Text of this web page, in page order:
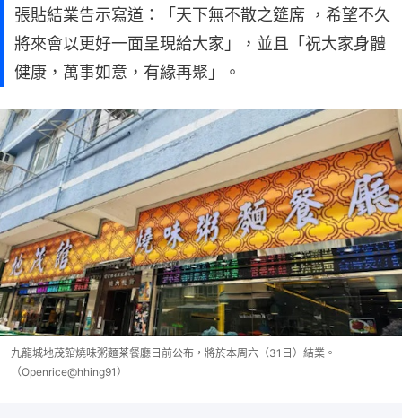
張貼結業告示寫道：「天下無不散之筵席 ，希望不久
將來會以更好一面呈現給大家」，並且「祝大家身體
健康，萬事如意，有緣再聚」。
九龍城地茂館燒味粥麵茶餐廳日前公布，將於本周六（31日）結業。
（Openrice@hhing91）